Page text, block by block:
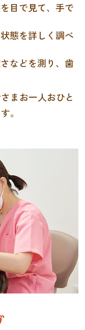
目で見て、手で
態を詳しく調べ
などを測り、歯
まお一人おひと
。